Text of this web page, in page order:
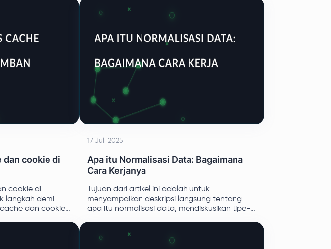
dan cookie di
cookie di
langkah demi
dan cookie
17 Juli 2025
Apa itu Normalisasi Data: Bagaimana
Cara Kerjanya
Tujuan dari artikel ini adalah untuk
menyampaikan deskripsi langsung tentang
apa itu normalisasi data, mendiskusikan tipe-